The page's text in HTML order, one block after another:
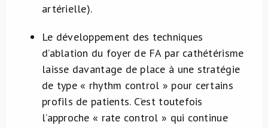
artérielle).
Le développement des techniques
d’ablation du foyer de FA par cathétérisme
laisse davantage de place à une stratégie
de type « rhythm control » pour certains
profils de patients. C’est toutefois
l’approche « rate control » qui continue